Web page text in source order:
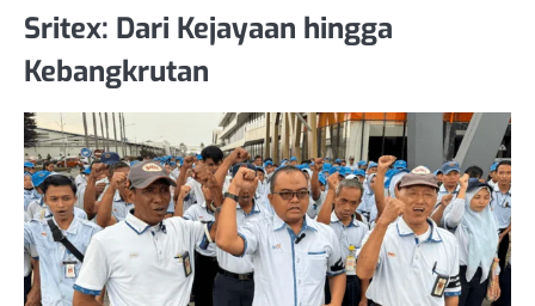
Sritex: Dari Kejayaan hingga
Kebangkrutan